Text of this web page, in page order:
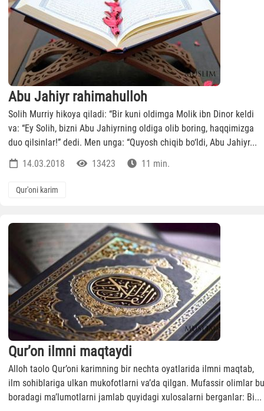
Abu Jahiyr rahimahulloh
Solih Murriy hikoya qiladi: “Bir kuni oldimga Molik ibn Dinor keldi
va: “Ey Solih, bizni Abu Jahiyrning oldiga olib boring, haqqimizga
duo qilsinlar!” dedi. Men unga: “Quyosh chiqib bo‘ldi, Abu Jahiyr...
14.03.2018
13423 11 min.
Qur'oni karim
Qur’on ilmni maqtaydi
Alloh taolo Qur’oni karimning bir nechta oyatlarida ilmni maqtab,
ilm sohiblariga ulkan mukofotlarni va’da qilgan. Mufassir olimlar bu
boradagi ma’lumotlarni jamlab quyidagi xulosalarni berganlar: Bi...